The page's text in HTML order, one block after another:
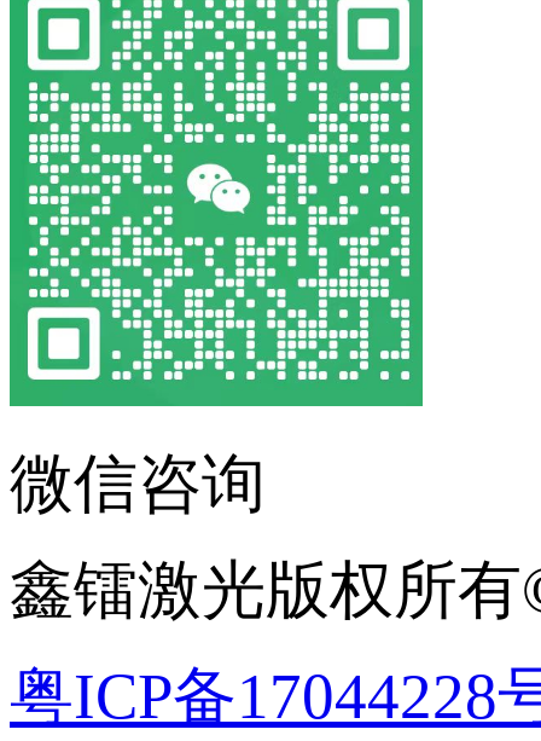
微信咨询
鑫镭激光版权所有
粤ICP备17044228